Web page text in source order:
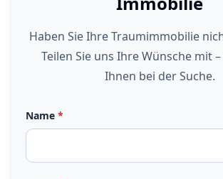
Haben Sie Ihre Traumimmobilie
Teilen Sie uns Ihre Wünsche mit
Ihnen bei der Suche.
Name *